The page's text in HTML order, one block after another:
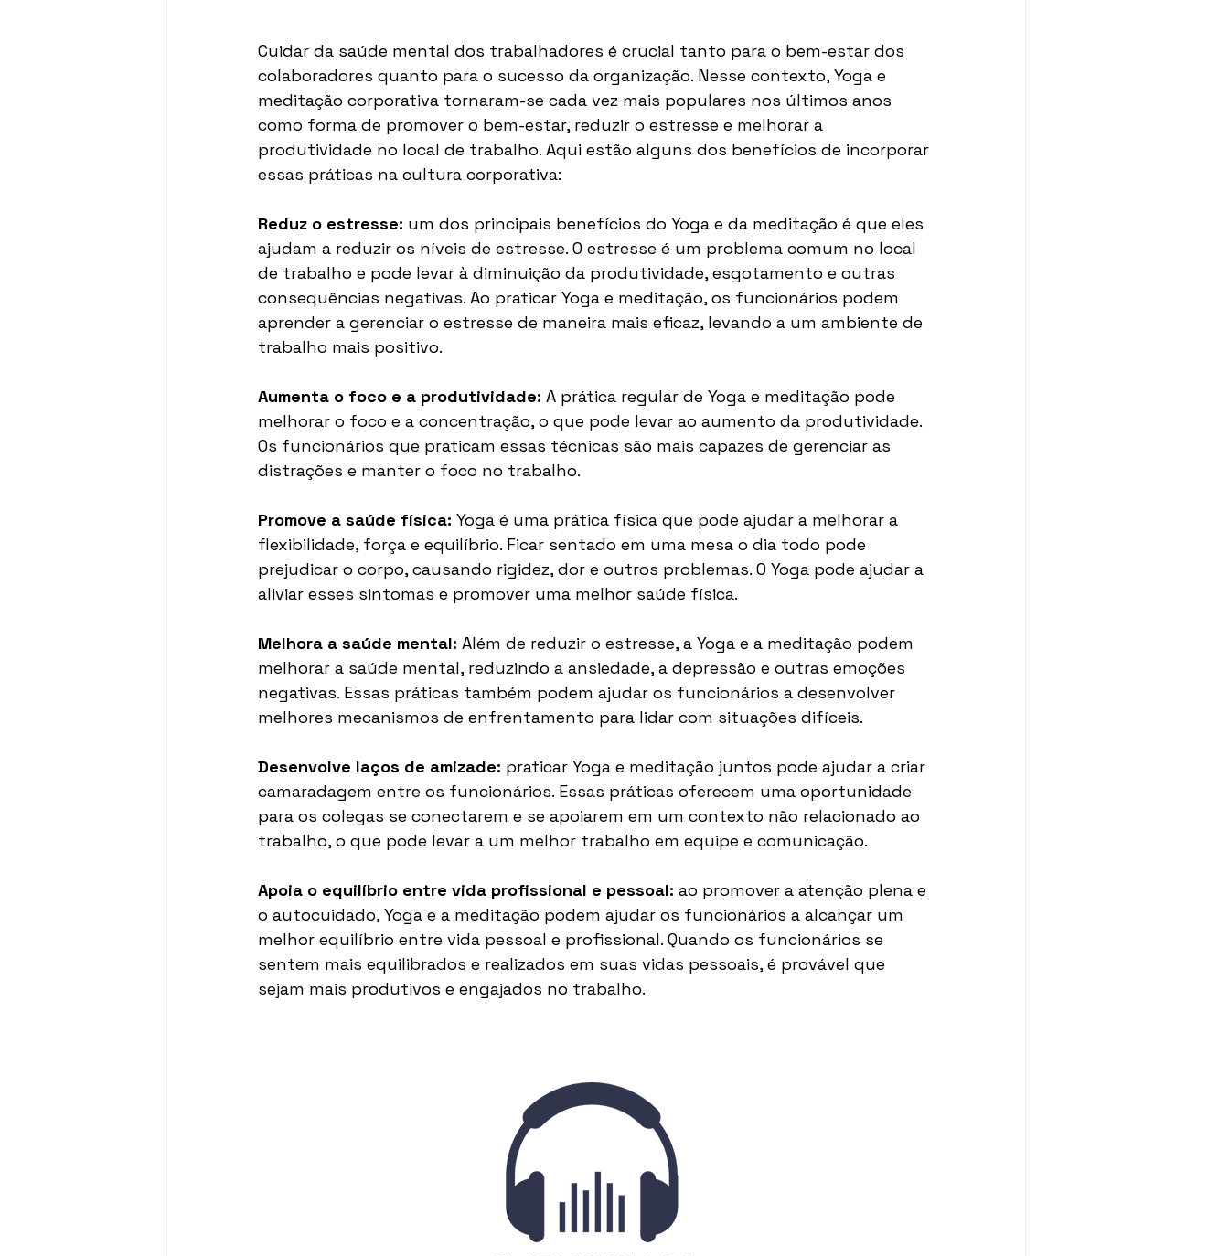
Cuidar da saúde mental dos trabalhadores é crucial tanto para o bem-estar dos
colaboradores quanto para o sucesso da organização. Nesse contexto, Yoga e
meditação corporativa tornaram-se cada vez mais populares nos últimos anos
como forma de promover o bem-estar, reduzir o estresse e melhorar a
produtividade no local de trabalho. Aqui estão alguns dos benefícios de incorporar
essas práticas na cultura corporativa:
Reduz o estresse: um dos principais benefícios do Yoga e da meditação é que eles
ajudam a reduzir os níveis de estresse. O estresse é um problema comum no local
de trabalho e pode levar à diminuição da produtividade, esgotamento e outras
consequências negativas. Ao praticar Yoga e meditação, os funcionários podem
aprender a gerenciar o estresse de maneira mais eficaz, levando a um ambiente de
trabalho mais positivo.
Aumenta o foco e a produtividade: A prática regular de Yoga e meditação pode
melhorar o foco e a concentração, o que pode levar ao aumento da produtividade.
Os funcionários que praticam essas técnicas são mais capazes de gerenciar as
distrações e manter o foco no trabalho.
Promove a saúde física: Yoga é uma prática física que pode ajudar a melhorar a
flexibilidade, força e equilíbrio. Ficar sentado em uma mesa o dia todo pode
prejudicar o corpo, causando rigidez, dor e outros problemas. O Yoga pode ajudar a
aliviar esses sintomas e promover uma melhor saúde física.
Melhora a saúde mental: Além de reduzir o estresse, a Yoga e a meditação podem
melhorar a saúde mental, reduzindo a ansiedade, a depressão e outras emoções
negativas. Essas práticas também podem ajudar os funcionários a desenvolver
melhores mecanismos de enfrentamento para lidar com situações difíceis.
Desenvolve laços de amizade: praticar Yoga e meditação juntos pode ajudar a criar
camaradagem entre os funcionários. Essas práticas oferecem uma oportunidade
para os colegas se conectarem e se apoiarem em um contexto não relacionado ao
trabalho, o que pode levar a um melhor trabalho em equipe e comunicação.
Apoia o equilíbrio entre vida profissional e pessoal: ao promover a atenção plena e
o autocuidado, Yoga e a meditação podem ajudar os funcionários a alcançar um
melhor equilíbrio entre vida pessoal e profissional. Quando os funcionários se
sentem mais equilibrados e realizados em suas vidas pessoais, é provável que
sejam mais produtivos e engajados no trabalho.